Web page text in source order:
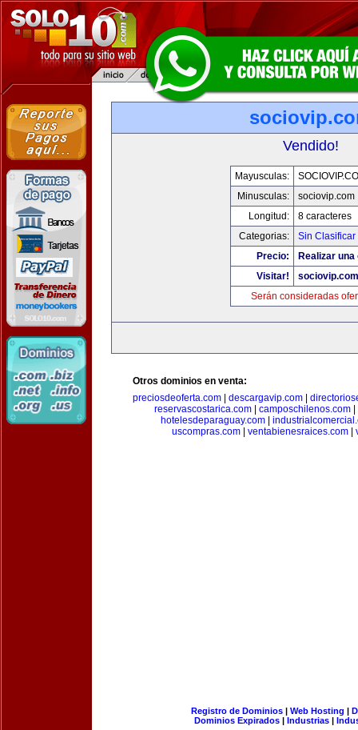
Vendido!
Mayusculas:
Minusculas:
sociovip.com
Longitud:
8 caracteres
Categorias:
Sin Clasificar
Precio:
Realizar
Visitar!
sociovip.com
Serán consideradas
Otros dominios en venta:
preciosdeoferta.com
descargavip.com
reservascostarica.com
camposchilenos.com
hotelesdeparaguay.com|
uscompras.com| ventabienesraices.com|
Registro de Dominios| Web Hosting |
Dominios Expirados | Industrias |